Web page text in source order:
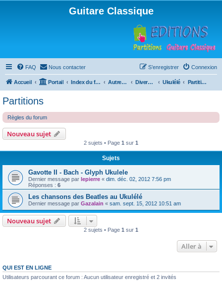
Guitare Classique
FAQ Nous contacter Connexion
S’enregistrer
Accueil Portail Index du forum Autres instruments à cordes pincées, ou styles Divers instruments Ukulélé Partitions
Partitions
Règles du forum
Nouveau sujet
2 sujets • Page 1 sur 1
Sujets
Gavotte II - Bach - Glyph Ukulele
Dernier message par lepierre « dim. déc. 02, 2012 7:56 pm
Réponses : 6
Les chansons des Beatles au Ukulélé
Dernier message par Gazalain « sam. sept. 15, 2012 10:51 am
Nouveau sujet
2 sujets • Page 1 sur 1
Aller à
QUI EST EN LIGNE
Utilisateurs parcourant ce forum : Aucun utilisateur enregistré et 2 invités